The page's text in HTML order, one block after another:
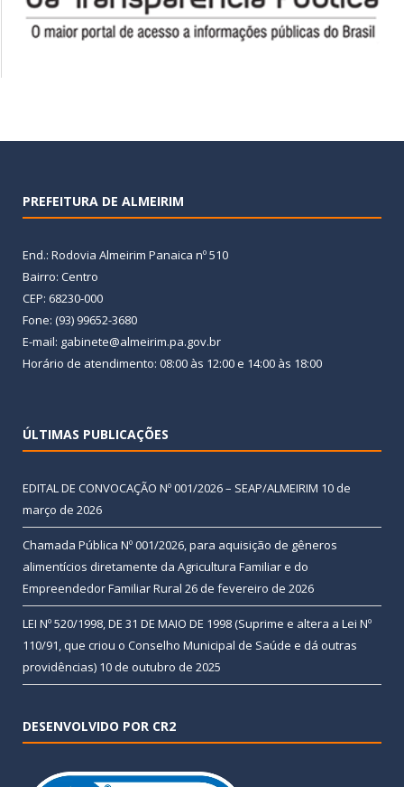
PREFEITURA DE ALMEIRIM
End.: Rodovia Almeirim Panaica nº 510
Bairro: Centro
CEP: 68230-000
Fone: (93) 99652-3680
E-mail: gabinete@almeirim.pa.gov.br
Horário de atendimento: 08:00 às 12:00 e 14:00 às 18:00
ÚLTIMAS PUBLICAÇÕES
EDITAL DE CONVOCAÇÃO Nº 001/2026 – SEAP/ALMEIRIM 10 de
março de 2026
Chamada Pública Nº 001/2026, para aquisição de gêneros
alimentícios diretamente da Agricultura Familiar e do
Empreendedor Familiar Rural 26 de fevereiro de 2026
LEI Nº 520/1998, DE 31 DE MAIO DE 1998 (Suprime e altera a Lei Nº
110/91, que criou o Conselho Municipal de Saúde e dá outras
providências) 10 de outubro de 2025
DESENVOLVIDO POR CR2